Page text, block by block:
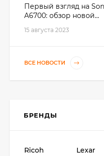
XA70, чёрный
PowerShot
Первый взгляд на
A6700: обзор новой...
15 августа 2023
ВСЕ НОВОСТИ
БРЕНДЫ
Ricoh Lexar